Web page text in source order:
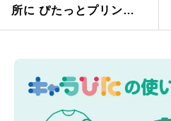
所に ぴたっとプリン
ト！！ アイロンプリント
発売